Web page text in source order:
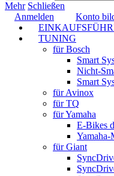
Mehr Schließen
Anmelden
Konto
TUNING
für Bosch
Smart
Nicht-
Smart
für Avinox
für TQ
für Yamaha
E-Bikes
Yamaha-
für Giant